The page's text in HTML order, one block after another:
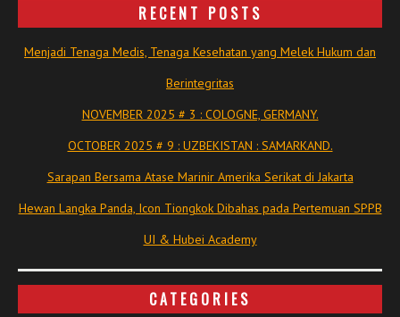
RECENT POSTS
Menjadi Tenaga Medis, Tenaga Kesehatan yang Melek Hukum dan
Berintegritas
NOVEMBER 2025 # 3 : COLOGNE, GERMANY.
OCTOBER 2025 # 9 : UZBEKISTAN : SAMARKAND.
Sarapan Bersama Atase Marinir Amerika Serikat di Jakarta
Hewan Langka Panda, Icon Tiongkok Dibahas pada Pertemuan SPPB
UI & Hubei Academy
CATEGORIES